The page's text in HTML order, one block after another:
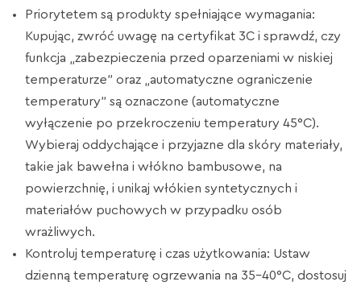
Priorytetem są produkty spełniające wymagania:
Kupując, zwróć uwagę na certyfikat 3C i sprawdź, czy
funkcja „zabezpieczenia przed oparzeniami w niskiej
temperaturze” oraz „automatyczne ograniczenie
temperatury” są oznaczone (automatyczne
wyłączenie po przekroczeniu temperatury 45°C).
Wybieraj oddychające i przyjazne dla skóry materiały,
takie jak bawełna i włókno bambusowe, na
powierzchnię, i unikaj włókien syntetycznych i
materiałów puchowych w przypadku osób
wrażliwych.
Kontroluj temperaturę i czas użytkowania: Ustaw
dzienną temperaturę ogrzewania na 35–40°C, dostosuj